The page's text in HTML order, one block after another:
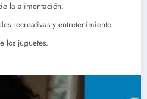
la alimentación.
recreativas y entretenimiento.
los juguetes.